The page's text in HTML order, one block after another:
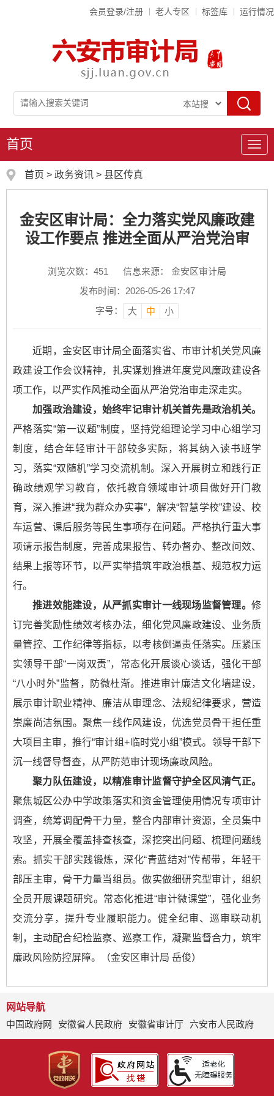
会员登录/注册 老人专区 标签库 运行情况
导
航
首页
首页 > 政务资讯 > 县区传真
金安区审计局：全力落实党风廉政建
设工作要点 推进全面从严治党治审
浏览次数： 451
信息来源： 金安区审计局
发布时间：2026-05-26 17:47
字号：
大 中 小
近期，金安区审计局全面落实省、市审计机关党风廉
政建设工作会议精神，扎实谋划推进年度党风廉政建设各
项工作，以严实作风推动全面从严治党治审走深走实。
加强政治建设，始终牢记审计机关首先是政治机关。
严格落实“第一议题”制度，坚持党组理论学习中心组学习
制度，结合年轻审计干部较多实际，将其纳入读书班学
习，落实“双随机”学习交流机制。深入开展树立和践行正
确政绩观学习教育，依托教育领域审计项目做好开门教
育，深入推进“我为群众办实事”，解决“智慧学校”建设、校
车运营、课后服务等民生事项存在问题。严格执行重大事
项请示报告制度，完善成果报告、转办督办、整改问效、
结果上报等环节，以严实举措筑牢政治根基、规范权力运
行。
推进效能建设，从严抓实审计一线现场监督管理。 修
订完善奖励性绩效考核办法，细化党风廉政建设、业务质
量管控、工作纪律等指标，以考核倒逼责任落实。压紧压
实领导干部“一岗双责”，常态化开展谈心谈话，强化干部
“八小时外”监督，防微杜渐。推进审计廉洁文化墙建设，
展示审计职业精神、廉洁从审理念、法规纪律要求，营造
崇廉尚洁氛围。聚焦一线作风建设，优选党员骨干担任重
大项目主审，推行“审计组+临时党小组”模式。领导干部下
沉一线督导督查，从严防范审计现场廉政风险。
聚力队伍建设，以精准审计监督守护全区风清气正。
聚焦城区公办中学政策落实和资金管理使用情况专项审计
调查，统筹调配骨干力量，整合内部审计资源，全员集中
攻坚，开展全覆盖排查核查，深挖突出问题、梳理问题线
索。抓实干部实践锻炼，深化“青蓝结对”传帮带，年轻干
部压主审，骨干力量当组员。做实做细研究型审计，组织
全员开展课题研究。常态化推进“审计微课堂”，强化业务
交流分享，提升专业履职能力。健全纪审、巡审联动机
制，主动配合纪检监察、巡察工作，凝聚监督合力，筑牢
廉政风险防控屏障。（金安区审计局 岳俊）
网站导航
中国政府网
安徽省人民政府 安徽省审计厅 六安市人民政府